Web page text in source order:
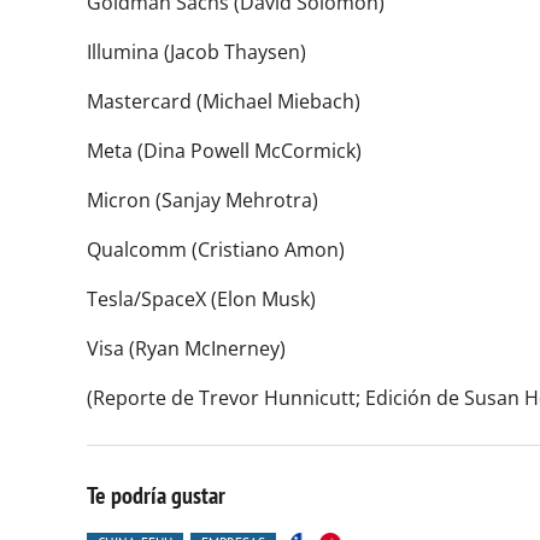
Illumina (Jacob Thaysen)
Mastercard (Michael Miebach)
Meta (Dina Powell McCormick)
Micron (Sanjay Mehrotra)
Qualcomm (Cristiano Amon)
Tesla/SpaceX (Elon Musk)
Visa (Ryan McInerney)
(Reporte de Trevor Hunnicutt; Edición de Susan
Te podría gustar